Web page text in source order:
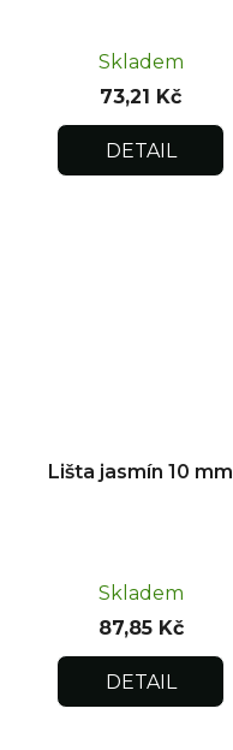
Skladem
73,21 Kč
DETAIL
Lišta jasmín 10 mm
Skladem
87,85 Kč
DETAIL